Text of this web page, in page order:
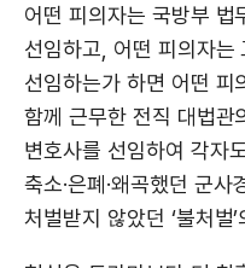
어떤 피의자는 국방부 법
선임하고, 어떤 피의자는
선임하는가 하면 어떤 피
함께 근무한 전직 대법관
변호사를 선임하여 각자
축소·은폐·왜곡했던 군
처벌받지 않았던 ‘불처벌